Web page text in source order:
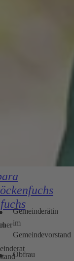
Gemeinderätin
im
Gemeindevorstand
Obfrau